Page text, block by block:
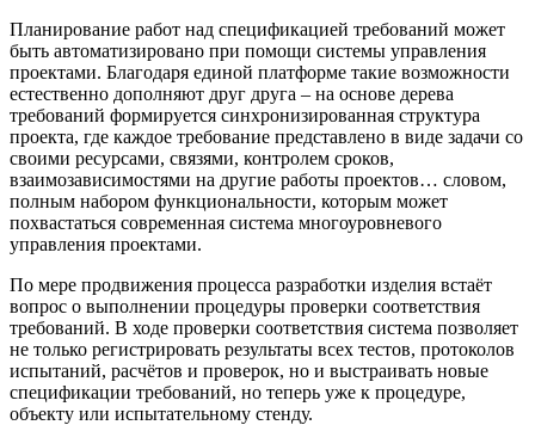
Планирование работ над спецификацией требований может
быть автоматизировано при помощи системы управления
проектами. Благодаря единой платформе такие возможности
естественно дополняют друг друга – на основе дерева
требований формируется синхронизированная структура
проекта, где каждое требование представлено в виде задачи со
своими ресурсами, связями, контролем сроков,
взаимозависимостями на другие работы проектов… словом,
полным набором функциональности, которым может
похвастаться современная система многоуровневого
управления проектами.
По мере продвижения процесса разработки изделия встаёт
вопрос о выполнении процедуры проверки соответствия
требований. В ходе проверки соответствия система позволяет
не только регистрировать результаты всех тестов, протоколов
испытаний, расчётов и проверок, но и выстраивать новые
спецификации требований, но теперь уже к процедуре,
объекту или испытательному стенду.